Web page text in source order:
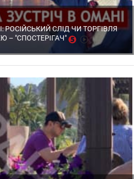
РОСІЙСЬКИЙ СЛІД ЧИ ТОРГІВЛЯ
– "СПОСТЕРІГАЧ"